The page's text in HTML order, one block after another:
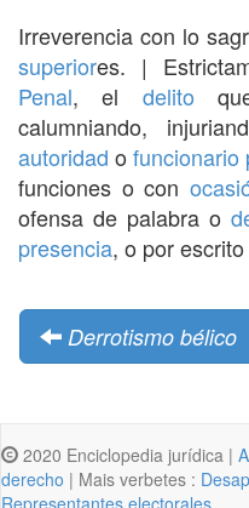
Irreverencia con lo
superiores. |
Penal, el delito
calumniando,
autoridad o funcionario
funciones o con
ofensa de palabra o
presencia, o por
Derrotismo bélico
2020 Enciclopedia jurídica |
derecho | Mais verbetes :
Representantes electorales